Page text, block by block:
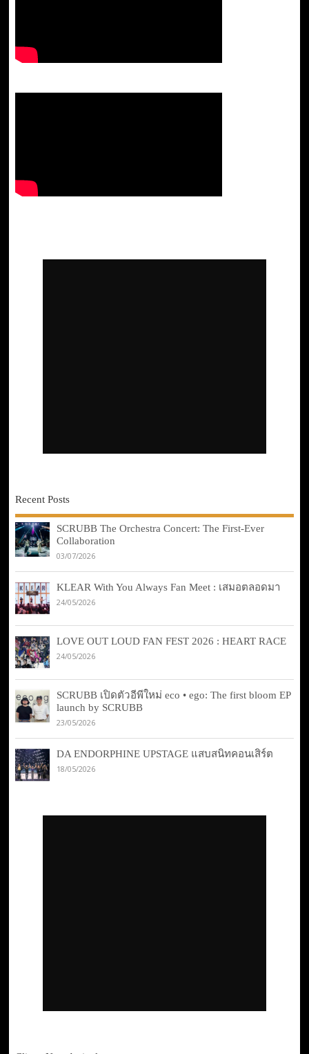
Recent Posts
SCRUBB The Orchestra Concert: The First-Ever
Collaboration
03/07/2026
KLEAR With You Always Fan Meet : เสมอตลอดมา
24/05/2026
LOVE OUT LOUD FAN FEST 2026 : HEART RACE
24/05/2026
SCRUBB เปิดตัวอีพีใหม่ eco • ego: The first bloom EP
launch by SCRUBB
23/05/2026
DA ENDORPHINE UPSTAGE แสบสนิทคอนเสิร์ต
18/05/2026